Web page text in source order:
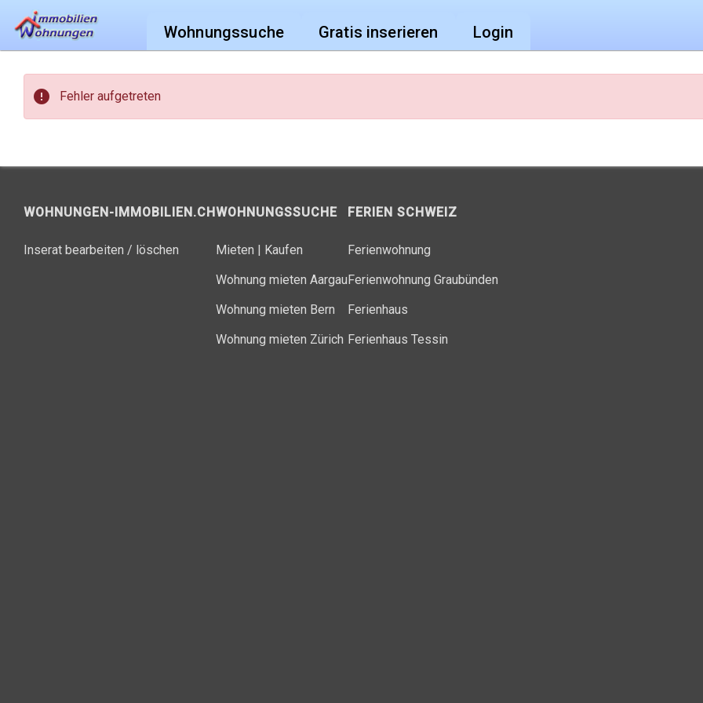
Wohnungssuche Gratis inserieren Login
error Fehler aufgetreten
WOHNUNGEN-IMMOBILIEN.CH
Inserat bearbeiten / löschen
WOHNUNGSSUCHE
Mieten | Kaufen
Wohnung mieten Aargau
Wohnung mieten Bern
Wohnung mieten Zürich
FERIEN SCHWEIZ
Ferienwohnung
Ferienwohnung Graubünden
Ferienhaus
Ferienhaus Tessin